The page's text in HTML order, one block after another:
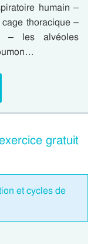
humain –
thoracique –
– les alvéoles
gratuit
et cycles de